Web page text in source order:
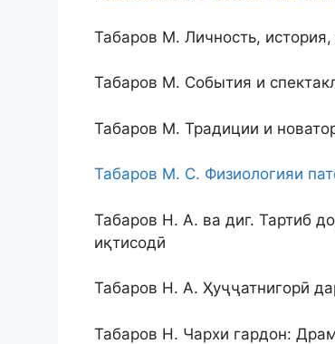
Табаров М. Личность, история,
Табаров М. События и
Табаров М. Традиции и
Табаров М. С. Физиологияи
Табаров Н. А. ва диг. Тартиб
иқтисодӣ
Табаров Н. А. Ҳуҷҷатнигорӣ
Табаров Н. Чархи гардон: